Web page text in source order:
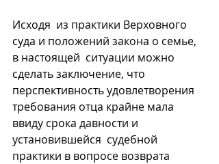
Исходя  из практики Верховного
суда и положений закона о семье,
в настоящей  ситуации можно
сделать заключение, что
перспективность удовлетворения
требования отца крайне мала
ввиду срока давности и
установившейся  судебной
практики в вопросе возврата